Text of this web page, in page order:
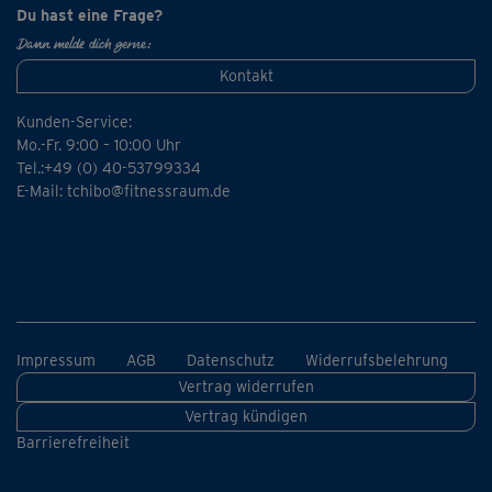
eine Matte genügt.
Hinweis: Achte beim Training genau auf Steffis
Anweisungen und mach bitte auch das abschließende
Cooldown mit.
Unser Tipp: Probier doch alle Shorties einmal durch und
kombiniere deine Favoriten – oder versuch einfach mal
Du hast eine Frage?
Dann melde dich gerne:
Kontakt
Kunden-Service:
Mo.-Fr. 9:00 – 10:00 Uhr
Tel.:+49 (0) 40-53799334
E-Mail: tchibo@fitnessraum.de
Impressum AGB Datenschutz
Widerrufsbelehrung
Vertrag widerrufen
Vertrag kündigen
Barrierefreiheit